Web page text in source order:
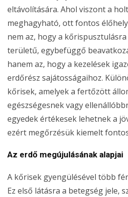
eltávolítására. Ahol viszont a
meghagyható, ott fontos
nem az, hogy a
területű, egybefüggő
hanem az, hogy a kezelések
erdőrész sajátosságaihoz.
kőrisek, amelyek a fertőzött
egészségesnek vagy
egyedek értékesek lehetnek a
ezért megőrzésük kiemelt
Az erdő megújulásának alapjai
A kőrisek gyengülésével több
Ez első látásra a betegség jele,